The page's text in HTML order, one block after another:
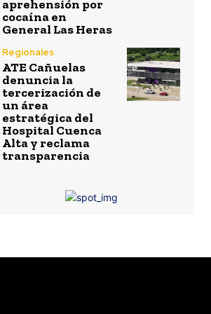
aprehensión por
cocaína en
General Las Heras
Regionales
ATE Cañuelas
denuncia la
tercerización de
un área
estratégica del
Hospital Cuenca
Alta y reclama
transparencia